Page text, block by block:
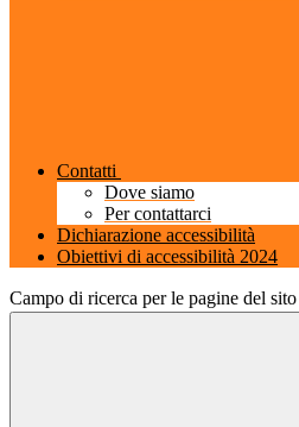
Contatti
Dove siamo
Per contattarci
Dichiarazione accessibilità
Obiettivi di accessibilità 2024
Campo di ricerca per le pagine del sito